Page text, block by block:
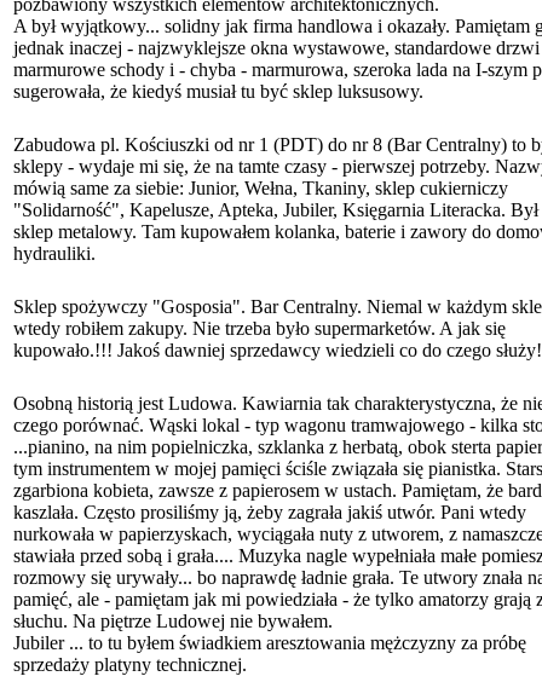
A był wyjątkowy... solidny jak firma handlowa i okazały. Pamiętam
jednak inaczej - najzwyklejsze okna wystawowe, standardowe
marmurowe schody i - chyba - marmurowa, szeroka lada na I-szym
sugerowała, że kiedyś musiał tu być sklep luksusowy.
Zabudowa pl. Kościuszki od nr 1 (PDT) do nr 8 (Bar Centralny) to
sklepy - wydaje mi się, że na tamte czasy - pierwszej potrzeby.
mówią same za siebie: Junior, Wełna, Tkaniny, sklep cukierniczy
"Solidarność", Kapelusze, Apteka, Jubiler, Księgarnia Literacka. Był
sklep metalowy. Tam kupowałem kolanka, baterie i zawory do
hydrauliki.
Sklep spożywczy "Gosposia". Bar Centralny. Niemal w każdym
wtedy robiłem zakupy. Nie trzeba było supermarketów. A jak się
kupowało.!!! Jakoś dawniej sprzedawcy wiedzieli co do czego
Osobną historią jest Ludowa. Kawiarnia tak charakterystyczna, że
czego porównać. Wąski lokal - typ wagonu tramwajowego - kilka
...pianino, na nim popielniczka, szklanka z herbatą, obok sterta
tym instrumentem w mojej pamięci ściśle związała się pianistka.
zgarbiona kobieta, zawsze z papierosem w ustach. Pamiętam, że
kaszlała. Często prosiliśmy ją, żeby zagrała jakiś utwór. Pani wtedy
nurkowała w papierzyskach, wyciągała nuty z utworem, z
stawiała przed sobą i grała.... Muzyka nagle wypełniała małe
rozmowy się urywały... bo naprawdę ładnie grała. Te utwory znała
pamięć, ale - pamiętam jak mi powiedziała - że tylko amatorzy grają
słuchu. Na piętrze Ludowej nie bywałem.
Jubiler ... to tu byłem świadkiem aresztowania mężczyzny za próbę
sprzedaży platyny technicznej.